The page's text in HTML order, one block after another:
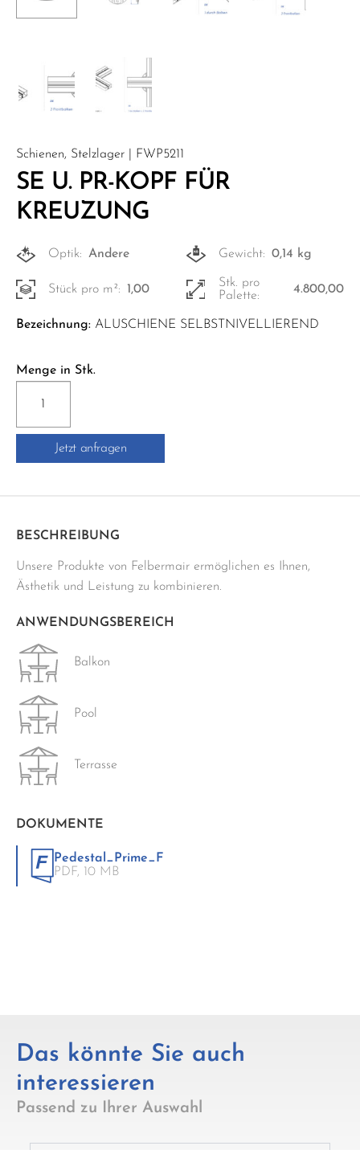
Schienen, Stelzlager | FWP5211
SE U. PR-KOPF FÜR
KREUZUNG
Optik: Andere Gewicht: 0,14 kg
Stück pro m²: 1,00
Stk. pro
Palette:
4.800,00
Bezeichnung: ALUSCHIENE SELBSTNIVELLIEREND
Menge in Stk.
PR-
Jetzt anfragen
BESCHREIBUNG
Unsere Produkte von Felbermair ermöglichen es Ihnen,
Ästhetik und Leistung zu kombinieren.
ANWENDUNGSBEREICH
Balkon
Pool
Terrasse
DOKUMENTE
Pedestal_Prime_F
PDF, 10 MB
Das könnte Sie auch
interessieren